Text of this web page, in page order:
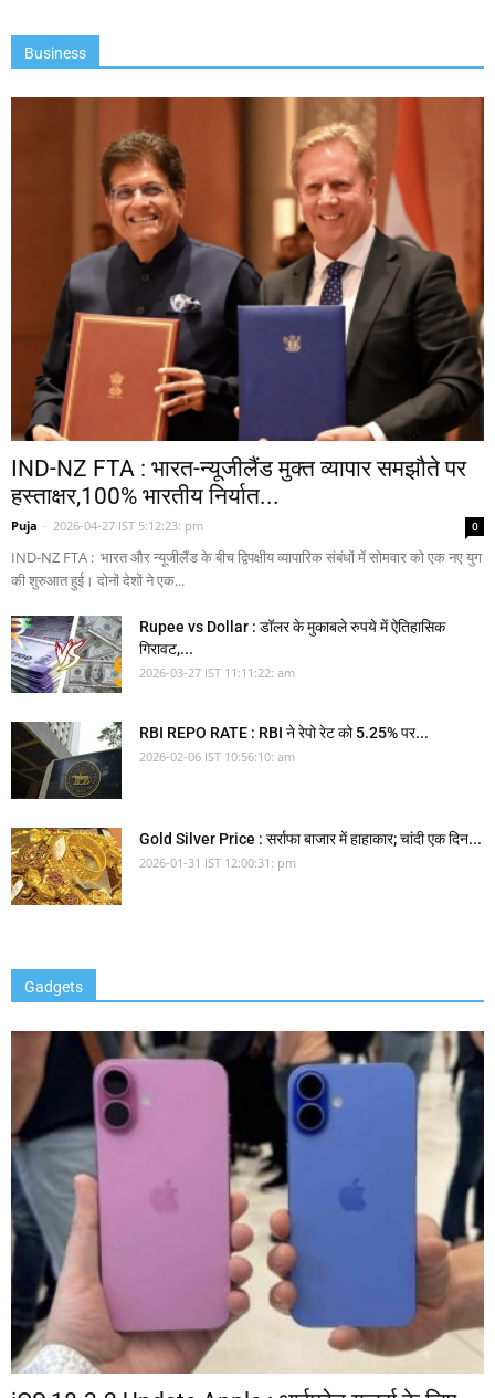
Business
IND-NZ FTA : भारत-न्यूजीलैंड मुक्त व्यापार समझौते पर
हस्ताक्षर,100% भारतीय निर्यात...
Puja - 2026-04-27 IST 5:12:23: pm 0
IND-NZ FTA : भारत और न्यूजीलैंड के बीच द्विपक्षीय व्यापारिक संबंधों में सोमवार को एक नए युग
की शुरुआत हुई। दोनों देशों ने एक...
Rupee vs Dollar : डॉलर के मुकाबले रुपये में ऐतिहासिक
गिरावट,...
2026-03-27 IST 11:11:22: am
RBI REPO RATE : RBI ने रेपो रेट को 5.25% पर...
2026-02-06 IST 10:56:10: am
Gold Silver Price : सर्राफा बाजार में हाहाकार; चांदी एक दिन...
2026-01-31 IST 12:00:31: pm
Gadgets